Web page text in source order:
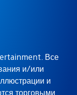
Все
и/или
и
торговыми